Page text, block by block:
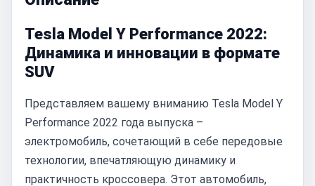
Tesla Model Y Performance 2022:
Динамика и инновации в формате
SUV
Представляем вашему вниманию Tesla Model Y
Performance 2022 года выпуска –
электромобиль, сочетающий в себе передовые
технологии, впечатляющую динамику и
практичность кроссовера. Этот автомобиль,